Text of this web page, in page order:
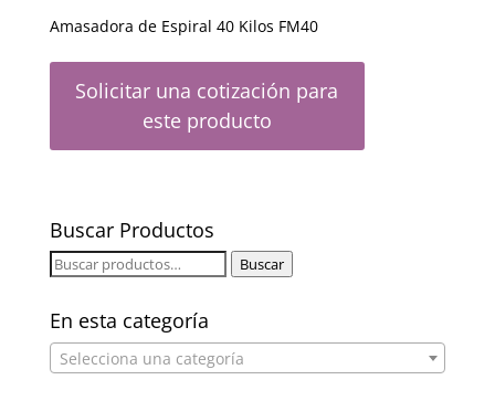
Amasadora de Espiral 40 Kilos FM40
Solicitar una cotización para
este producto
Buscar Productos
Buscar
Buscar
En esta categoría
Selecciona una categoría